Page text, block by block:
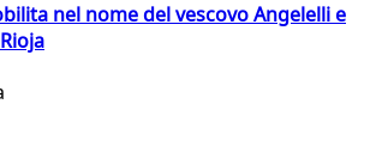
nel nome del vescovo Angelelli e